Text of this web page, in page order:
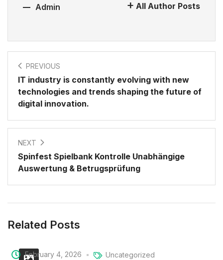
Admin All Author Posts
PREVIOUS
IT industry is constantly evolving with new
technologies and trends shaping the future of
digital innovation.
NEXT
Spinfest Spielbank Kontrolle Unabhängige
Auswertung & Betrugsprüfung
Related Posts
February 4, 2026 Uncategorized